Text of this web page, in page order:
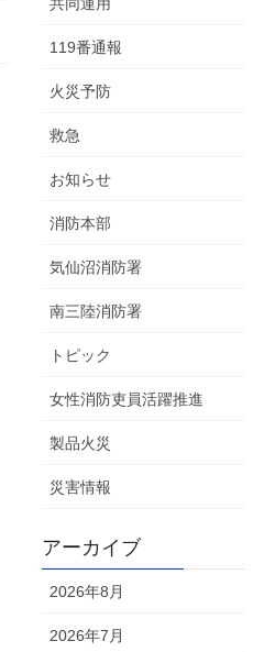
共同運用
119番通報
火災予防
救急
お知らせ
消防本部
気仙沼消防署
南三陸消防署
トピック
女性消防吏員活躍推進
製品火災
災害情報
アーカイブ
2026年8月
2026年7月